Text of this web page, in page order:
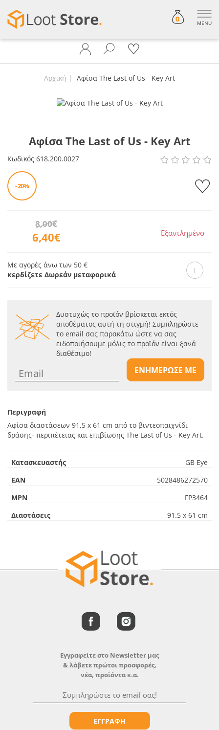
0 MENU
Αρχική Αφίσα The Last of Us - Key Art
Αφίσα The Last of Us - Key Art
Κωδικός 618.200.0027
- 20%
6,40€
8,00€
Εξαντλημένο
Με αγορές άνω των 50 €
κερδίζετε Δωρεάν μεταφορικά
Δυστυχώς το προϊόν βρίσκεται εκτός
αποθέματος αυτή τη στιγμή! Συμπληρώστε
το email σας παρακάτω ώστε να σας
ειδοποιήσουμε μόλις το προϊόν είναι ξανά
διαθέσιμο!
ΕΝΗΜΕΡΩΣΕ ΜΕ
Περιγραφή
Αφίσα διαστάσεων 91,5 x 61 cm από το βιντεοπαιχνίδι
δράσης- περιπέτειας και επιβίωσης The Last of Us - Key Art.
Κατασκευαστής
GB Eye
EAN
5028486272570
MPN
FP3464
Διαστάσεις
91.5 x 61 cm
Εγγραφείτε στο Newsletter μας
& λάβετε πρώτοι προσφορές,
νέα, προϊόντα κ.α.
ΕΓΓΡΑΦΗ